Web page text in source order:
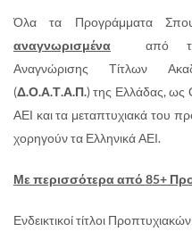
Όλα τα Προγράμματα
αναγνωρισμένα από τον
Αναγνώρισης Τίτλων
(Δ.Ο.Α.Τ.Α.Π.) της Ελλάδας, ως
ΑΕΙ και τα μεταπτυχιακά του
χορηγούν τα Ελληνικά ΑΕΙ.
Με περισσότερα από 85+
Ενδεικτικοί τίτλοι